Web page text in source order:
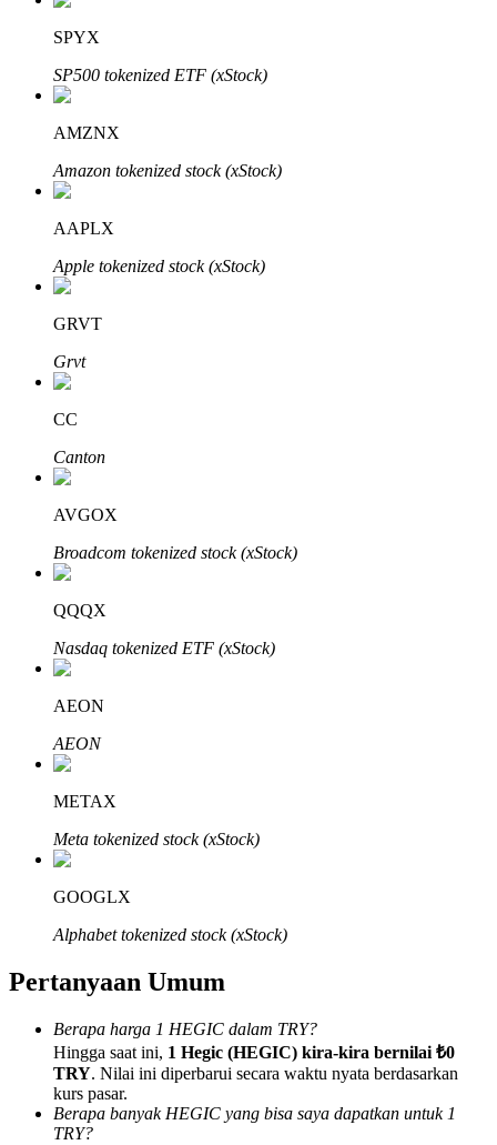
Investasi Otomatis
Raih keuntungan jangka panjang dan kepentingan fleksibel
Pelajari Staking
Afiliasi Bitrue
Hingga 65% Komisi!
Referensi
SPYX
SP500 tokenized ETF (xStock)
AMZNX
Amazon tokenized stock (xStock)
AAPLX
Apple tokenized stock (xStock)
GRVT
Grvt
CC
Canton
AVGOX
Broadcom tokenized stock (xStock)
QQQX
Nasdaq tokenized ETF (xStock)
AEON
AEON
METAX
Meta tokenized stock (xStock)
GOOGLX
Alphabet tokenized stock (xStock)
Pertanyaan Umum
Berapa harga 1 HEGIC dalam TRY?
Hingga saat ini, 1 Hegic (HEGIC) kira-kira bernilai ₺0
TRY. Nilai ini diperbarui secara waktu nyata berdasarkan
kurs pasar.
Berapa banyak HEGIC yang bisa saya dapatkan untuk 1
TRY?